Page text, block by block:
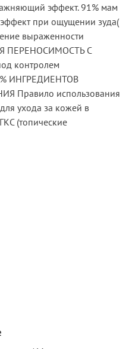
эффект. 91% мам
при ощущении зуда(
выраженности
ПЕРЕНОСИМОСТЬ С
контролем
ИНГРЕДИЕНТОВ
Правило использования
ухода за кожей в
(топические